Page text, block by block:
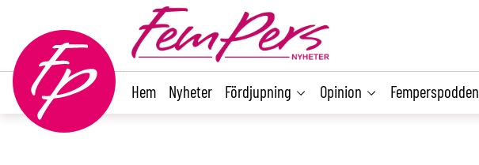
Hem Nyheter Fördjupning Opinion Femperspodden